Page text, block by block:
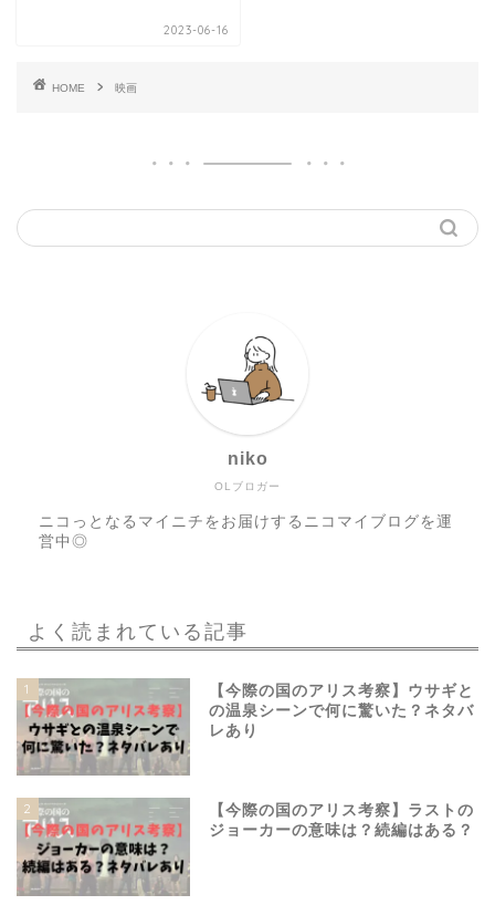
2023-06-16
HOME 映画
OLブロガー
niko
ニコっとなるマイニチをお届けするニコマイブログを運
営中◎
よく読まれている記事
1
【今際の国のアリス考察】ウサギと
の温泉シーンで何に驚いた？ネタバ
レあり
2
【今際の国のアリス考察】ラストの
ジョーカーの意味は？続編はある？